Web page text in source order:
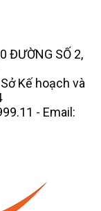
ĐƯỜNG SỐ 2,
Kế hoạch và
- Email: